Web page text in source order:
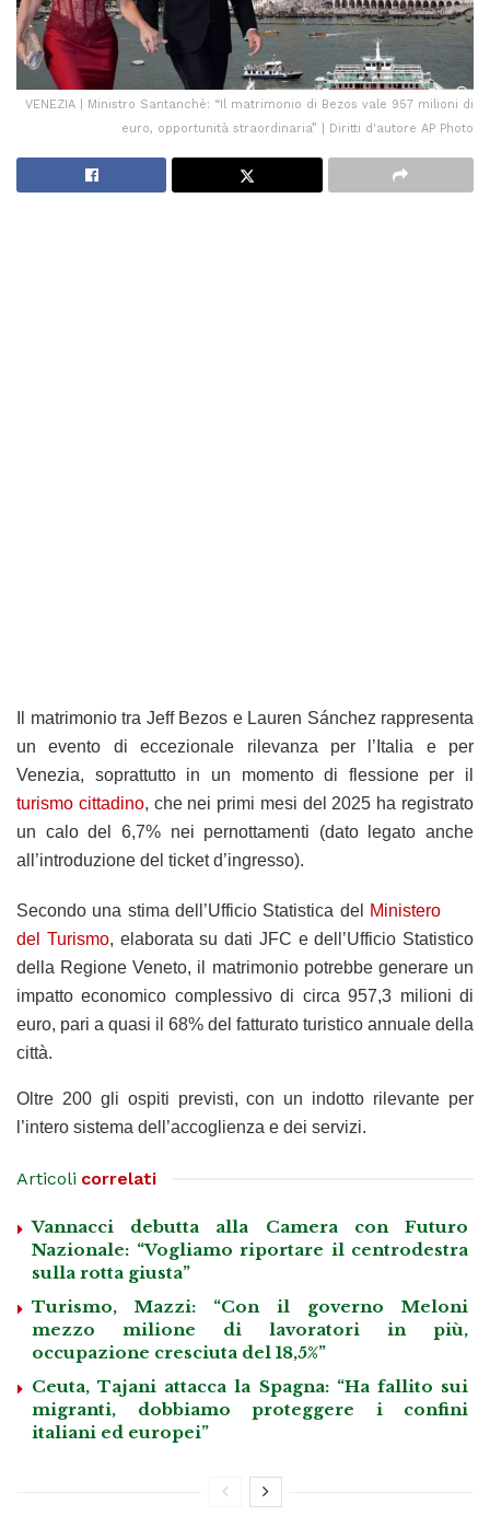
VENEZIA | Ministro Santanchè: “Il matrimonio di Bezos vale 957 milioni di
euro, opportunità straordinaria” | Diritti d'autore AP Photo
Il matrimonio tra Jeff Bezos e Lauren Sánchez rappresenta
un evento di eccezionale rilevanza per l’Italia e per
Venezia, soprattutto in un momento di flessione per il
turismo cittadino, che nei primi mesi del 2025 ha registrato
un calo del 6,7% nei pernottamenti (dato legato anche
all’introduzione del ticket d’ingresso).
Secondo una stima dell’Ufficio Statistica del
Ministero
del Turismo, elaborata su dati JFC e dell’Ufficio Statistico
della Regione Veneto, il matrimonio potrebbe generare un
impatto economico complessivo di circa 957,3 milioni di
euro, pari a quasi il 68% del fatturato turistico annuale della
città.
Oltre 200 gli ospiti previsti, con un indotto rilevante per
l’intero sistema dell’accoglienza e dei servizi.
Articoli correlati
Vannacci debutta alla Camera con Futuro
Nazionale: “Vogliamo riportare il centrodestra
sulla rotta giusta”
Turismo, Mazzi: “Con il governo Meloni
mezzo milione di lavoratori in più,
occupazione cresciuta del 18,5%”
Ceuta, Tajani attacca la Spagna: “Ha fallito sui
migranti, dobbiamo proteggere i confini
italiani ed europei”